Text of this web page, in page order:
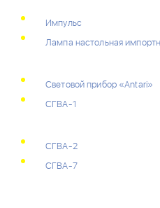
Импульс
Лампа настольная
Световой прибор «Antari»
СГВА-1
СГВА-2
СГВА-7